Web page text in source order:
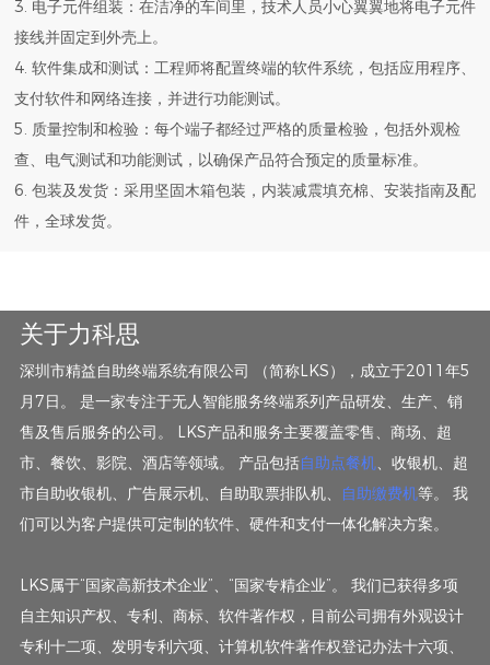
3. 电子元件组装：在洁净的车间里，技术人员小心翼翼地将电子元件
接线并固定到外壳上。
4. 软件集成和测试：工程师将配置终端的软件系统，包括应用程序、
支付软件和网络连接，并进行功能测试。
5. 质量控制和检验：每个端子都经过严格的质量检验，包括外观检
查、电气测试和功能测试，以确保产品符合预定的质量标准。
6. 包装及发货：采用坚固木箱包装，内装减震填充棉、安装指南及配
件，全球发货。
关于力科思
深圳市精益自助终端系统有限公司 （简称LKS），成立于2011年5
月7日。 是一家专注于无人智能服务终端系列产品研发、生产、销
售及售后服务的公司。 LKS产品和服务主要覆盖零售、商场、超
市、餐饮、影院、酒店等领域。 产品包括自助点餐机、收银机、超
市自助收银机、广告展示机、自助取票排队机、
自助缴费机等。 我
们可以为客户提供可定制的软件、硬件和支付一体化解决方案。
LKS属于“国家高新技术企业”、“国家专精企业”。 我们已获得多项
自主知识产权、专利、商标、软件著作权，目前公司拥有外观设计
专利十二项、发明专利六项、计算机软件著作权登记办法十六项、